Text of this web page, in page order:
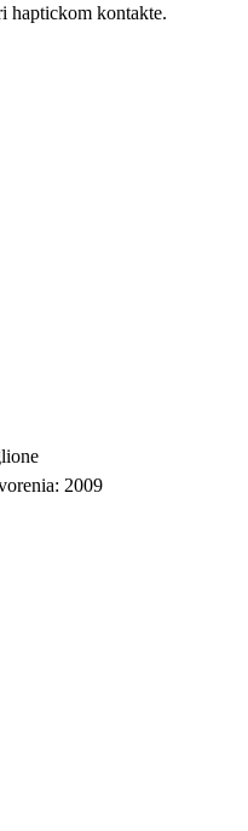
haptickom kontakte.
2009